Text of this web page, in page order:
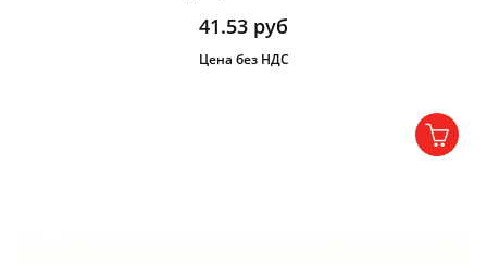
41.53 руб
Цена без НДС